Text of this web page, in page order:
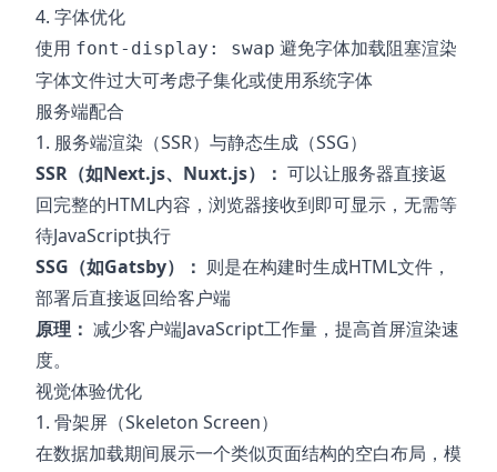
4. 字体优化
使用 font-display: swap 避免字体加载阻塞渲染
字体文件过大可考虑子集化或使用系统字体
服务端配合
1. 服务端渲染（SSR）与静态生成（SSG）
SSR（如Next.js、Nuxt.js）： 可以让服务器直接返
回完整的HTML内容，浏览器接收到即可显示，无需等
待JavaScript执行
SSG（如Gatsby）： 则是在构建时生成HTML文件，
部署后直接返回给客户端
原理： 减少客户端JavaScript工作量，提高首屏渲染速
度。
视觉体验优化
1. 骨架屏（Skeleton Screen）
在数据加载期间展示一个类似页面结构的空白布局，模